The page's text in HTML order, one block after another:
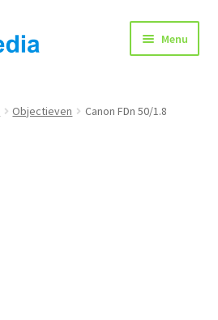
Menu
Objectieven Canon FDn 50/1.8